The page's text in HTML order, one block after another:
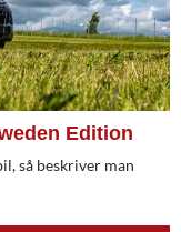
Edition
så beskriver man